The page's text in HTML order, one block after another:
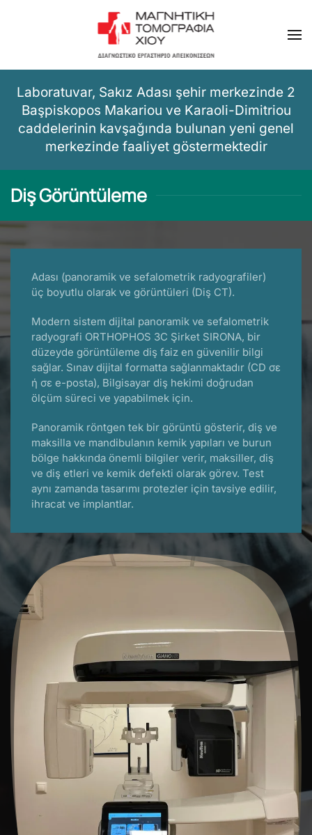
Skip to main content
Laboratuvar, Sakız Adası şehir merkezinde 2
Başpiskopos Makariou ve Karaoli-Dimitriou
caddelerinin kavşağında bulunan yeni genel
merkezinde faaliyet göstermektedir
Diş Görüntüleme
Adası (panoramik ve sefalometrik radyografiler)
üç boyutlu olarak ve görüntüleri (Diş CT).
Modern sistem dijital panoramik ve sefalometrik
radyografi ORTHOPHOS 3C Şirket SIRONA, bir
düzeyde görüntüleme diş faiz en güvenilir bilgi
sağlar. Sınav dijital formatta sağlanmaktadır (CD σε
ή σε e-posta), Bilgisayar diş hekimi doğrudan
ölçüm süreci ve yapabilmek için.
Panoramik röntgen tek bir görüntü gösterir, diş ve
maksilla ve mandibulanın kemik yapıları ve burun
bölge hakkında önemli bilgiler verir, maksiller, diş
ve diş etleri ve kemik defekti olarak görev. Test
aynı zamanda tasarımı protezler için tavsiye edilir,
ihracat ve implantlar.